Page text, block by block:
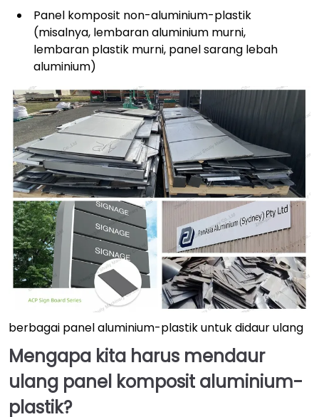
Panel komposit non-aluminium-plastik
(misalnya, lembaran aluminium murni,
lembaran plastik murni, panel sarang lebah
aluminium)
berbagai panel aluminium-plastik untuk didaur ulang
Mengapa kita harus mendaur
ulang panel komposit aluminium-
plastik?